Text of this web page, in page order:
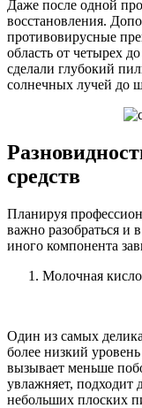
Даже после одной
восстановления.
противовирусные
область от четырех
сделали глубокий
солнечных лучей до
средств
Планируя
важно разобраться и
иного компонента
Молочная
Один из самых
более низкий
вызывает меньше
увлажняет,
небольших плоских